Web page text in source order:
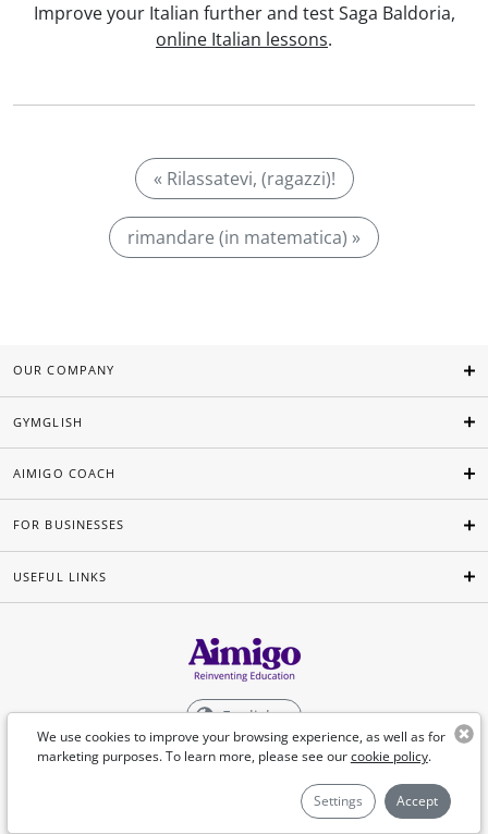
Improve your Italian further and test Saga Baldoria,
online Italian lessons.
« Rilassatevi, (ragazzi)!
rimandare (in matematica) »
We use cookies to improve your browsing experience, as well as for
marketing purposes. To learn more, please see ourcookie policy.
Settings Accept
OUR COMPANY
GYMGLISH
AIMIGO COACH
FOR BUSINESSES
USEFUL LINKS
English
©Aimigo 2026